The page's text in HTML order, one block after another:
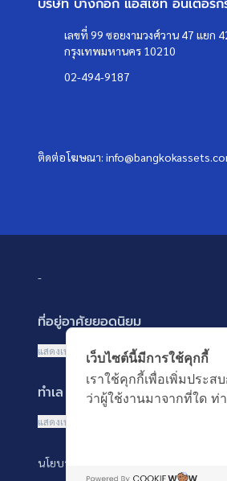
บริษัท บางกอก แอสเซท อินเตอร์
เลขที่ 99 ซอยงามวงศ์วาน 47 แยก
กรุงเทพมหานคร 10210
02-494-9187
ติดต่อโฆษณา:
-
ที่อยู่อาศัยยอดนิยม
บ้านเดี่ยว
ทาวน์เฮ้าส์ ทาวน์โฮม
คอนโดมิเนียม
ที่ดินเปล่า
แสดงเพิ่มเติม
ทำเล MRT ยอดนิยม
MRT เพชรบุรี
MRT สุขุมวิท
แสดงเพิ่มเติม
นโยบายความเป็นส่วนตัว
เว็บไซต์นี้มีการใช้คุกกี้
เราใช้คุกกี้เพื่อเพิ่มประ
ว่าผู้ใช้งานมาจากที่ใด